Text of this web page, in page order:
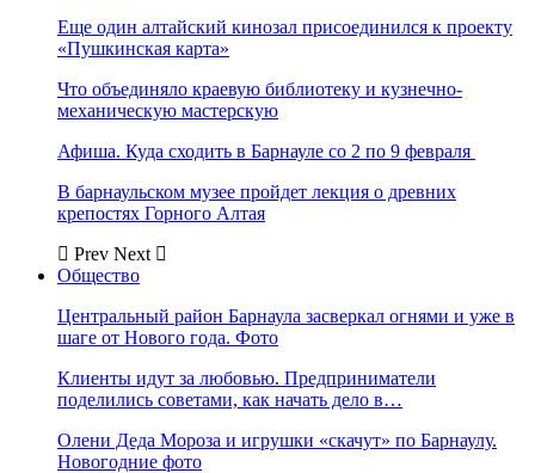
Еще один алтайский кинозал присоединился к проекту
«Пушкинская карта»
Что объединяло краевую библиотеку и кузнечно-
механическую мастерскую
Афиша. Куда сходить в Барнауле со 2 по 9 февраля
В барнаульском музее пройдет лекция о древних
крепостях Горного Алтая
Prev Next
Общество
Центральный район Барнаула засверкал огнями и уже в
шаге от Нового года. Фото
Клиенты идут за любовью. Предприниматели
поделились советами, как начать дело в…
Олени Деда Мороза и игрушки «скачут» по Барнаулу.
Новогодние фото